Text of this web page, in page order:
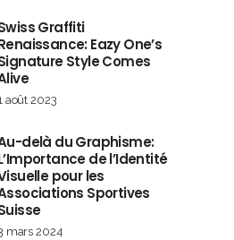
Graffiti
Eazy One’s
Style Comes
août 2023
delà du Graphisme:
de l’Identité
pour les
Sportives
mars 2024